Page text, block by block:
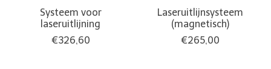
Systeem voor
laseruitlijning
€326,60
Laseruitlijnsysteem
(magnetisch)
€265,00